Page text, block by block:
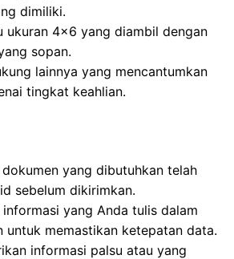
dimiliki.
ukuran 4×6 yang diambil dengan
sopan.
lainnya yang mencantumkan
tingkat keahlian.
yang dibutuhkan telah
sebelum dikirimkan.
yang Anda tulis dalam
untuk memastikan ketepatan data.
informasi palsu atau yang